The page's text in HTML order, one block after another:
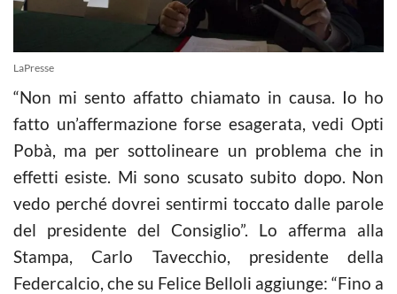
LaPresse
“Non mi sento affatto chiamato in causa. Io ho
fatto un’affermazione forse esagerata, vedi Opti
Pobà, ma per sottolineare un problema che in
effetti esiste. Mi sono scusato subito dopo. Non
vedo perché dovrei sentirmi toccato dalle parole
del presidente del Consiglio”. Lo afferma alla
Stampa, Carlo Tavecchio, presidente della
Federcalcio, che su Felice Belloli aggiunge: “Fino a